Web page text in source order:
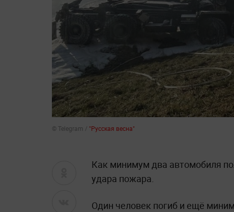
© Telegram / "Русская весна"
Как минимум два автомобиля
удара пожара.
Один человек погиб и ещё